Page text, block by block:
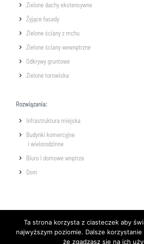
Zielone dachy ekstensywne
Żyjące fasady
Zielone ściany z mchu
Zielone ściany wewnętrzne
Odkrywy gruntowe
Zielone torowiska
Rozwiązania:
Infrastruktura miejska
Budynki komercyjne
i wielorodzinne
Biuro i domowe wnętrza
Dom
Ta strona korzysta z ciasteczek aby
najwyższym poziomie. Dalsze
że zgadzasz się na ich